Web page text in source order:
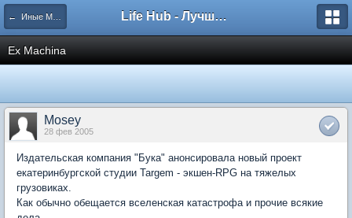
← Иные Миры Life Hub - Лучшие компьютерные игры мира
Ex Machina
Mosey
28 фев 2005
Издательская компания "Бука" анонсировала новый проект
екатеринбургской студии Targem - экшен-RPG на тяжелых
грузовиках.
Как обычно обещается вселенская катастрофа и прочие всякие